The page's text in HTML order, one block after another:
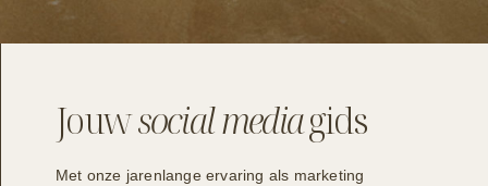
Jouwsocial mediagids
Met onze jarenlange ervaring als marketing